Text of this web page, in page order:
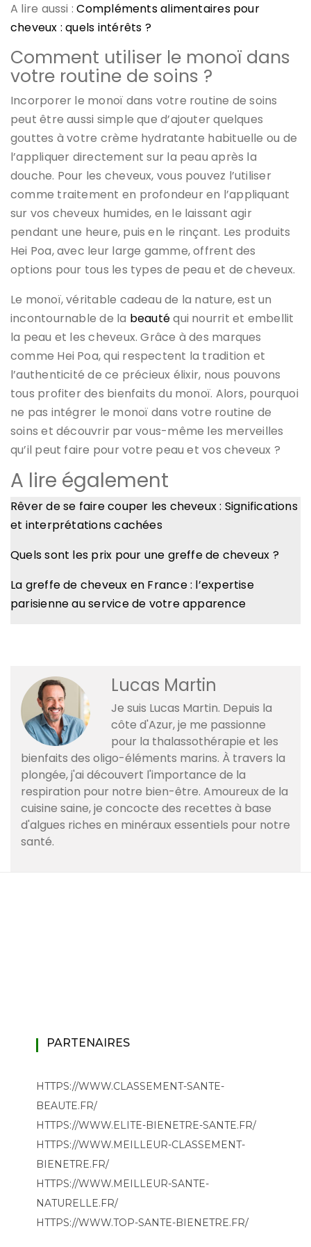
A lire aussi :Compléments alimentaires pour
cheveux : quels intérêts ?
Comment utiliser le monoï dans
votre routine de soins ?
Incorporer le monoï dans votre routine de soins
peut être aussi simple que d’ajouter quelques
gouttes à votre crème hydratante habituelle ou de
l’appliquer directement sur la peau après la
douche. Pour les cheveux, vous pouvez l’utiliser
comme traitement en profondeur en l’appliquant
sur vos cheveux humides, en le laissant agir
pendant une heure, puis en le rinçant. Les produits
Hei Poa, avec leur large gamme, offrent des
options pour tous les types de peau et de cheveux.
Le monoï, véritable cadeau de la nature, est un
incontournable de la beautéqui nourrit et embellit
la peau et les cheveux. Grâce à des marques
comme Hei Poa, qui respectent la tradition et
l’authenticité de ce précieux élixir, nous pouvons
tous profiter des bienfaits du monoï. Alors, pourquoi
ne pas intégrer le monoï dans votre routine de
soins et découvrir par vous-même les merveilles
qu’il peut faire pour votre peau et vos cheveux ?
A lire également
Rêver de se faire couper les cheveux : Significations
et interprétations cachées
Quels sont les prix pour une greffe de cheveux ?
La greffe de cheveux en France : l’expertise
parisienne au service de votre apparence
Lucas Martin
Je suis Lucas Martin. Depuis la
côte d'Azur, je me passionne
pour la thalassothérapie et les
bienfaits des oligo-éléments marins. À travers la
plongée, j'ai découvert l'importance de la
respiration pour notre bien-être. Amoureux de la
cuisine saine, je concocte des recettes à base
d'algues riches en minéraux essentiels pour notre
santé.
PARTENAIRES
HTTPS://WWW.CLASSEMENT-SANTE-
BEAUTE.FR/
HTTPS://WWW.ELITE-BIENETRE-SANTE.FR/
HTTPS://WWW.MEILLEUR-CLASSEMENT-
BIENETRE.FR/
HTTPS://WWW.MEILLEUR-SANTE-
NATURELLE.FR/
HTTPS://WWW.TOP-SANTE-BIENETRE.FR/